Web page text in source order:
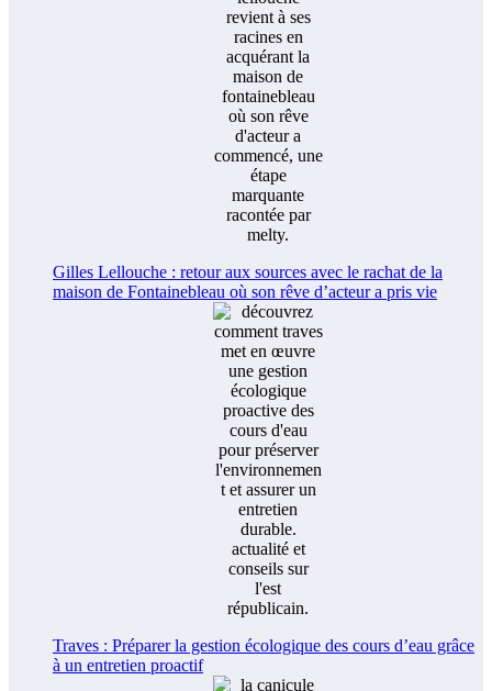
Gilles Lellouche : retour aux sources avec le rachat de la
maison de Fontainebleau où son rêve d’acteur a pris vie
Traves : Préparer la gestion écologique des cours d’eau grâce
à un entretien proactif